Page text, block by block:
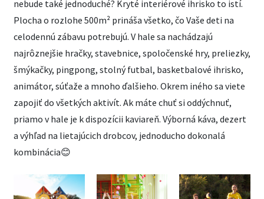
nebude také jednoduché? Kryté interiérové ihrisko to istí.
Plocha o rozlohe 500m² prináša všetko, čo Vaše deti na
celodennú zábavu potrebujú. V hale sa nachádzajú
najrôznejšie hračky, stavebnice, spoločenské hry, preliezky,
šmýkačky, pingpong, stolný futbal, basketbalové ihrisko,
animátor, súťaže a mnoho ďalšieho. Okrem iného sa viete
zapojiť do všetkých aktivít. Ak máte chuť si oddýchnuť,
priamo v hale je k dispozícii kaviareň. Výborná káva, dezert
a výhľad na lietajúcich drobcov, jednoducho dokonalá
kombinácia😊